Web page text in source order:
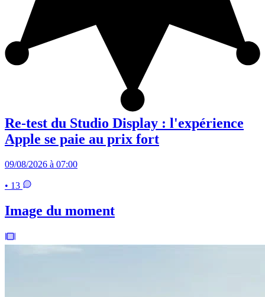
Re-test du Studio Display : l'expérience
Apple se paie au prix fort
09/08/2026 à 07:00
• 13
Image du moment